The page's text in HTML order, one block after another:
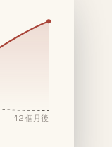
12 個月後